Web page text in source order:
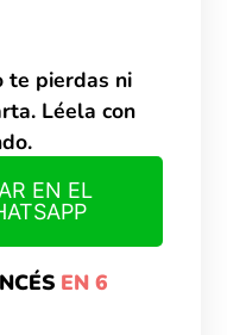
te pierdas ni
Léela con
EN EL
EN 6